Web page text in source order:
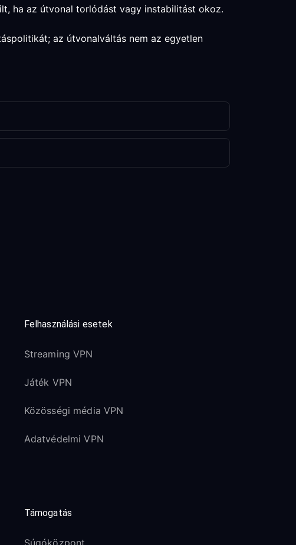
ha az útvonal torlódást vagy instabilitást okoz.
az útvonalváltás nem az egyetlen
Felhasználási esetek
Streaming VPN
Játék VPN
Közösségi média VPN
Adatvédelmi VPN
Támogatás
Súgóközpont